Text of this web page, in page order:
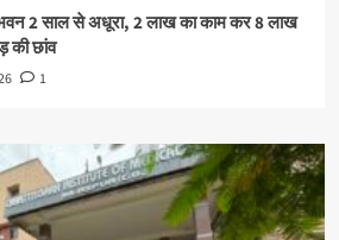
2 साल से अधूरा, 2 लाख का काम कर 8 लाख
की छांव
1